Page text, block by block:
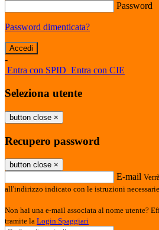
Password
Password dimenticata?
-
Entra con SPID Entra con CIE
Seleziona utente
button close ×
Recupero password
button close ×
E-mail
all'indirizzo indicato con le istruzioni
Non hai una e-mail associata al nome utente?
tramite la Login Spaggiari